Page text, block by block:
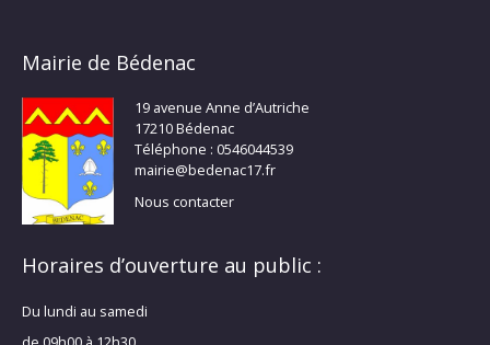
Mairie de Bédenac
19 avenue Anne d’Autriche
17210 Bédenac
Téléphone : 0546044539
mairie@bedenac17.fr
Nous contacter
Horaires d’ouverture au public :
Du lundi au samedi